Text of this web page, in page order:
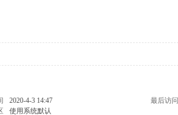
2020-4-3 14:47 最后访问
使用系统默认